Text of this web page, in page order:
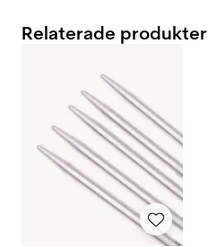
Relaterade produkter